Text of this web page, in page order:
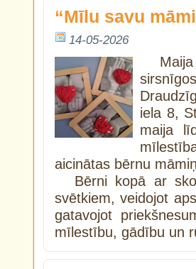
“Mīlu savu
14-05-2026
iela 8,
maija
aicinātas bērnu
Bērni kopā ar
svētkiem, veidojot
gatavojot
mīlestību, gādību un